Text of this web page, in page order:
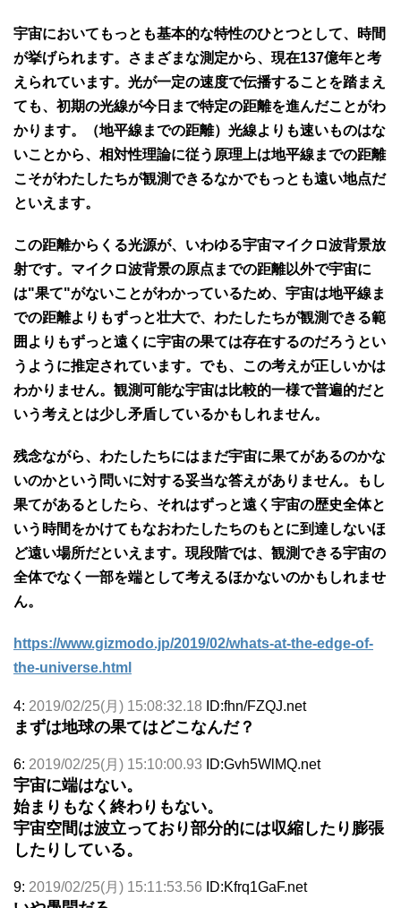
宇宙においてもっとも基本的な特性のひとつとして、時間
が挙げられます。さまざまな測定から、現在137億年と考
えられています。光が一定の速度で伝播することを踏まえ
ても、初期の光線が今日まで特定の距離を進んだことがわ
かります。（地平線までの距離）光線よりも速いものはな
いことから、相対性理論に従う原理上は地平線までの距離
こそがわたしたちが観測できるなかでもっとも遠い地点だ
といえます。
この距離からくる光源が、いわゆる宇宙マイクロ波背景放
射です。マイクロ波背景の原点までの距離以外で宇宙に
は"果て"がないことがわかっているため、宇宙は地平線ま
での距離よりもずっと壮大で、わたしたちが観測できる範
囲よりもずっと遠くに宇宙の果ては存在するのだろうとい
うように推定されています。でも、この考えが正しいかは
わかりません。観測可能な宇宙は比較的一様で普遍的だと
いう考えとは少し矛盾しているかもしれません。
残念ながら、わたしたちにはまだ宇宙に果てがあるのかな
いのかという問いに対する妥当な答えがありません。もし
果てがあるとしたら、それはずっと遠く宇宙の歴史全体と
いう時間をかけてもなおわたしたちのもとに到達しないほ
ど遠い場所だといえます。現段階では、観測できる宇宙の
全体でなく一部を端として考えるほかないのかもしれませ
ん。
https://www.gizmodo.jp/2019/02/whats-at-the-edge-of-
the-universe.html
4: 2019/02/25(月) 15:08:32.18 ID:fhn/FZQJ.net
まずは地球の果てはどこなんだ？
6: 2019/02/25(月) 15:10:00.93 ID:Gvh5WlMQ.net
宇宙に端はない。
始まりもなく終わりもない。
宇宙空間は波立っており部分的には収縮したり膨張
したりしている。
9: 2019/02/25(月) 15:11:53.56 ID:Kfrq1GaF.net